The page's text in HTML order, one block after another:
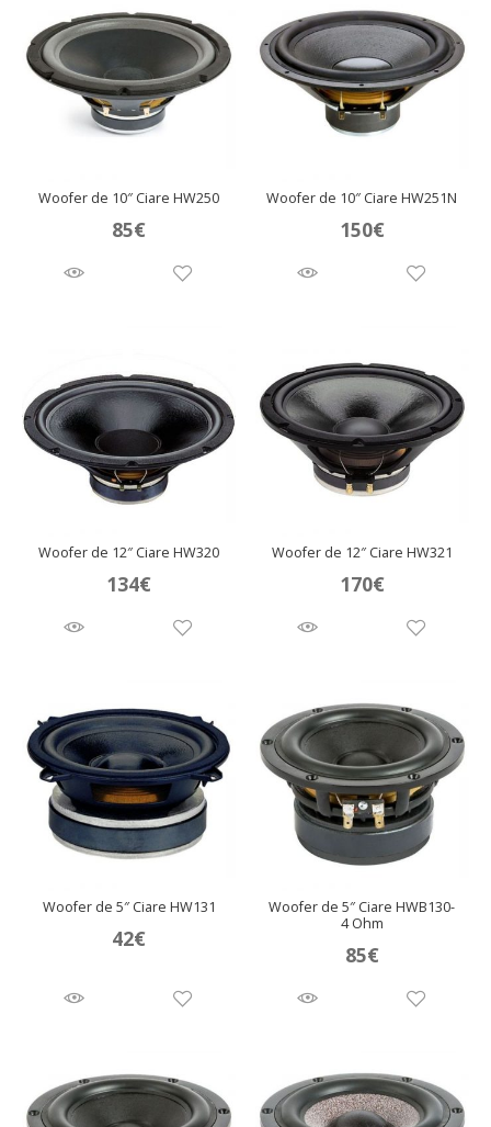
Woofer de 10″ Ciare HW250
85€
Woofer de 10″ Ciare HW251N
150€
Woofer de 12″ Ciare HW320
134€
Woofer de 12″ Ciare HW321
170€
Woofer de 5″ Ciare HW131
42€
Woofer de 5″ Ciare HWB130-
4 Ohm
85€